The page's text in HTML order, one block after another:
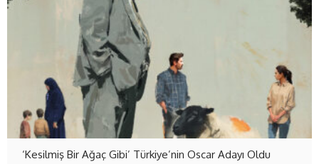
‘Kesilmiş Bir Ağaç Gibi’ Türkiye’nin Oscar Adayı Oldu